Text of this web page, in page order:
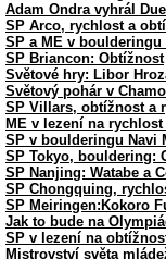
Adam Ondra vyhrál Duel
SP Arco, rychlost a
SP a ME v
SP Briancon: Obtížnost
Světové hry: Libor
Světový pohár v
SP Villars, obtížnost a
ME v lezení na
SP v boulderingu Navi
SP Tokyo, bouldering:
SP Nanjing: Watabe a
SP Chongquing,
SP Meiringen:Kokoro
Jak to bude na
SP v lezení na
Mistrovství světa